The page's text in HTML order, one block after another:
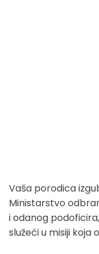
Vaša porodica
Ministarstvo
i odanog
služeći u misiji koja